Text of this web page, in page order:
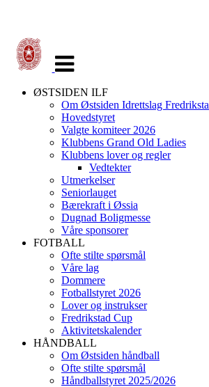
navigasjon
ØSTSIDEN ILF
Om Østsiden Idrettslag
Hovedstyret
Valgte komiteer 2026
Klubbens Grand Old Ladies
Klubbens lover og regler
Vedtekter
Utmerkelser
Seniorlauget
Bærekraft i Øssia
Dugnad Boligmesse
Våre sponsorer
FOTBALL
Ofte stilte spørsmål
Våre lag
Dommere
Fotballstyret 2026
Lover og instrukser
Fredrikstad Cup
Aktivitetskalender
HÅNDBALL
Om Østsiden håndball
Ofte stilte spørsmål
Håndballstyret 2025/2026